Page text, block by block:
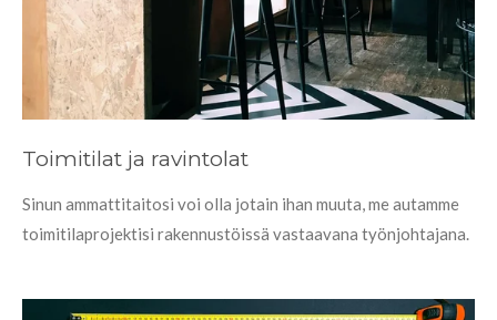
Toimitilat ja ravintolat
Sinun ammattitaitosi voi olla jotain ihan muuta, me autamme
toimitilaprojektisi rakennustöissä vastaavana työnjohtajana.